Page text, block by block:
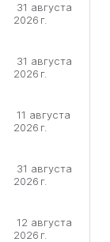
31 августа
2026 г.
31 августа
2026 г.
11 августа
2026 г.
31 августа
2026 г.
12 августа
2026 г.